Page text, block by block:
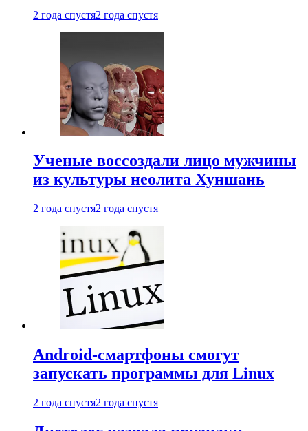
2 года спустя2 года спустя
Ученые воссоздали лицо мужчины
из культуры неолита Хуншань
2 года спустя2 года спустя
Android-смартфоны смогут
запускать программы для Linux
2 года спустя2 года спустя